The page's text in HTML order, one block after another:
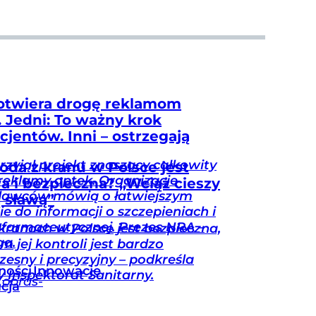
drogę reklamom
Jedni: To ważny krok
Inni – ostrzegają
projekt znoszący całkowity
aptek. Organizacje
mówią o łatwiejszym
do informacji o szczepieniach i
Prezes NRA –
Innowacje
z kranu w Polsce jest
i bezpieczna? „Wciąż cieszy
sławą”
w Polsce jest bezpieczna,
jej kontroli jest bardzo
i precyzyjny – podkreśla
Inspektorat Sanitarny.